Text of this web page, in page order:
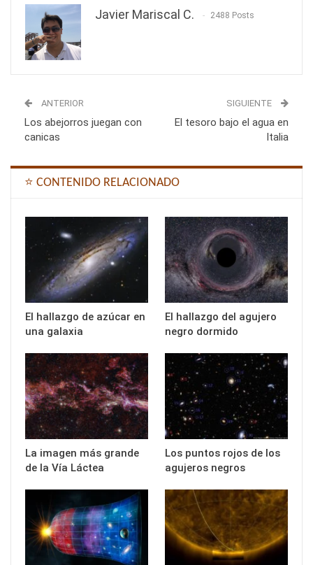
Javier Mariscal C. 2488 Posts
ANTERIOR
Los abejorros juegan con
canicas
SIGUIENTE
El tesoro bajo el agua en
Italia
⭐ CONTENIDO RELACIONADO
El hallazgo de azúcar en
una galaxia
El hallazgo del agujero
negro dormido
La imagen más grande
de la Vía Láctea
Los puntos rojos de los
agujeros negros